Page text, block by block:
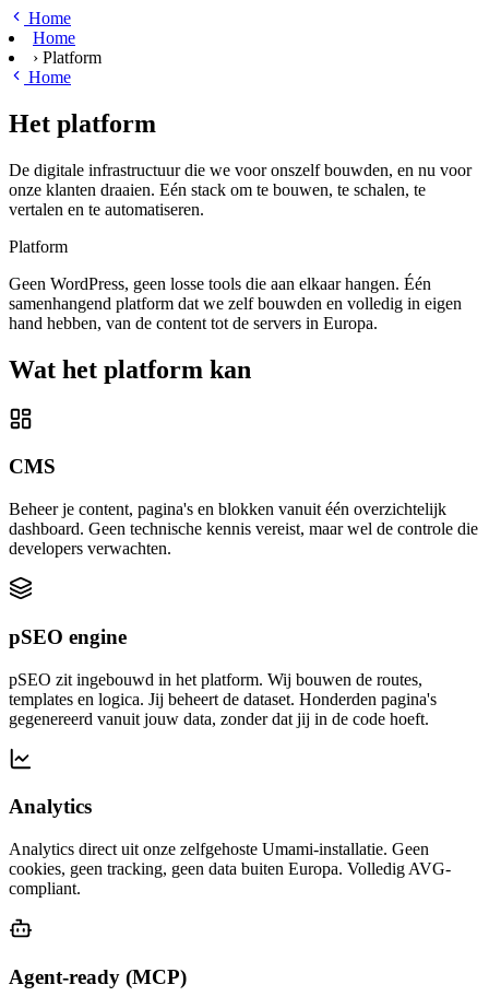
Ga naar hoofdinhoud
Home
Home
› Platform
Home
Het platform
De digitale infrastructuur die we voor onszelf bouwden, en nu voor
onze klanten draaien. Eén stack om te bouwen, te schalen, te
vertalen en te automatiseren.
Platform
Geen WordPress, geen losse tools die aan elkaar hangen. Één
samenhangend platform dat we zelf bouwden en volledig in eigen
hand hebben, van de content tot de servers in Europa.
Wat het platform kan
CMS
Beheer je content, pagina's en blokken vanuit één overzichtelijk
dashboard. Geen technische kennis vereist, maar wel de controle die
developers verwachten.
pSEO engine
pSEO zit ingebouwd in het platform. Wij bouwen de routes,
templates en logica. Jij beheert de dataset. Honderden pagina's
gegenereerd vanuit jouw data, zonder dat jij in de code hoeft.
Analytics
Analytics direct uit onze zelfgehoste Umami-installatie. Geen
cookies, geen tracking, geen data buiten Europa. Volledig AVG-
compliant.
Agent-ready (MCP)